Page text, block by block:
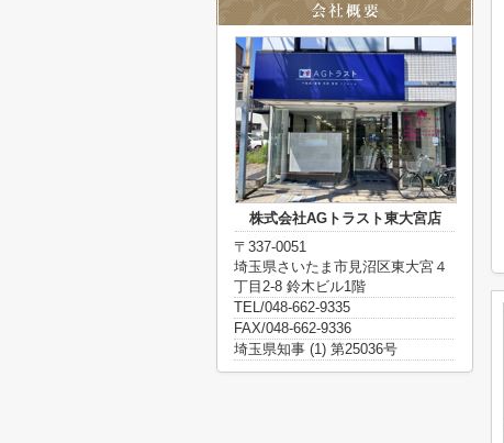
株式会社AGトラスト東大宮店
〒337-0051
埼玉県さいたま市見沼区東大宮４
丁目2-8 鈴木ビル1階
TEL/048-662-9335
FAX/048-662-9336
埼玉県知事 (1) 第25036号